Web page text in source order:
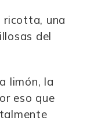
ricotta, una
del
limón, la
eso que